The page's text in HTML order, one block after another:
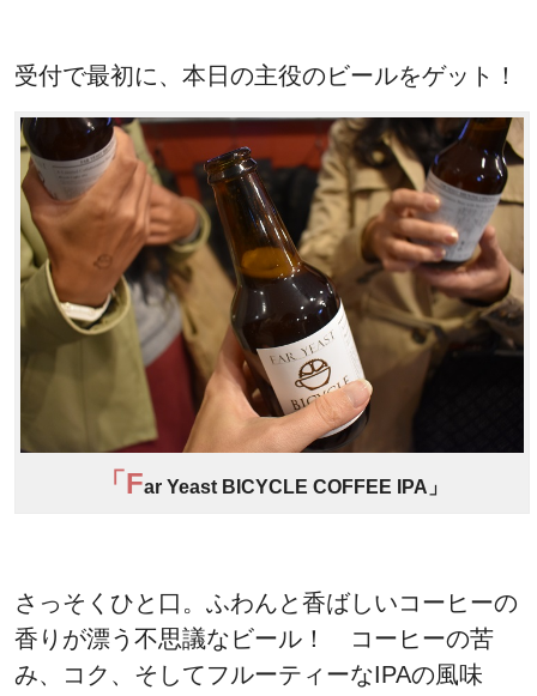
受付で最初に、本日の主役のビールをゲット！
「Far Yeast BICYCLE COFFEE IPA」
さっそくひと口。ふわんと香ばしいコーヒーの
香りが漂う不思議なビール！ コーヒーの苦
み、コク、そしてフルーティーなIPAの風味